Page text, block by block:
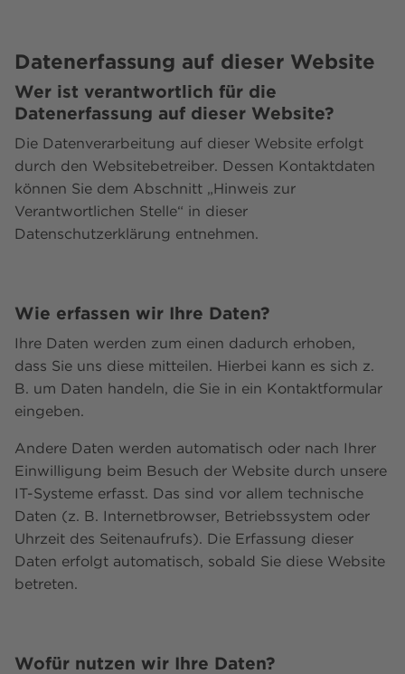
Datenerfassung auf dieser Website
Wer ist verantwortlich für die
Datenerfassung auf dieser Website?
Die Datenverarbeitung auf dieser Website erfolgt
durch den Websitebetreiber. Dessen Kontaktdaten
können Sie dem Abschnitt „Hinweis zur
Verantwortlichen Stelle“ in dieser
Datenschutzerklärung entnehmen.
Wie erfassen wir Ihre Daten?
Ihre Daten werden zum einen dadurch erhoben,
dass Sie uns diese mitteilen. Hierbei kann es sich z.
B. um Daten handeln, die Sie in ein Kontaktformular
eingeben.
Andere Daten werden automatisch oder nach Ihrer
Einwilligung beim Besuch der Website durch unsere
IT-Systeme erfasst. Das sind vor allem technische
Daten (z. B. Internetbrowser, Betriebssystem oder
Uhrzeit des Seitenaufrufs). Die Erfassung dieser
Daten erfolgt automatisch, sobald Sie diese Website
betreten.
Wofür nutzen wir Ihre Daten?